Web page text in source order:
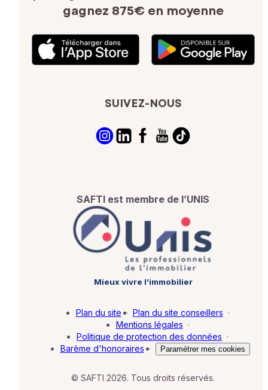
gagnez 875€ en moyenne
SUIVEZ-NOUS
SAFTI est membre de l’UNIS
Mieux vivre l’immobilier
© SAFTI 2026. Tous droits réservés.
Plan du site · Plan du site conseillers ·
Mentions légales ·
Politique de protection des données ·
Barème d'honoraires · Paramétrer mes cookies